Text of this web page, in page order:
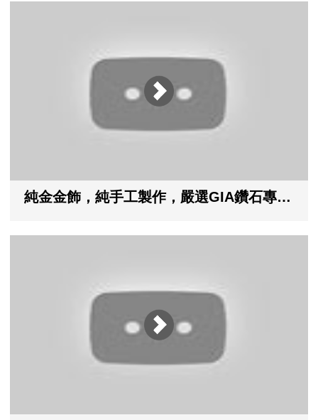
純金金飾，純手工製作，嚴選GIA鑽石專賣店@裕豐珠寶